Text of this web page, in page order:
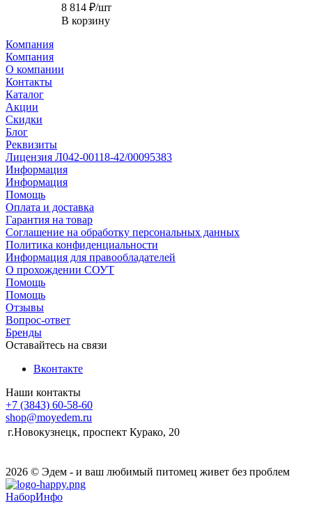
8 814 ₽/шт
В корзину
Компания
Компания
О компании
Контакты
Каталог
Акции
Скидки
Блог
Реквизиты
Лицензия Л042-00118-42/00095383
Информация
Информация
Помощь
Оплата и доставка
Гарантия на товар
Соглашение на обработку персональных данных
Политика конфиденциальности
Информация для правообладателей
О прохождении СОУТ
Помощь
Помощь
Отзывы
Вопрос-ответ
Бренды
Оставайтесь на связи
Вконтакте
Наши контакты
+7 (3843) 60-58-60
shop@moyedem.ru
г.Новокузнецк, проспект Курако, 20
2026 © Эдем - и ваш любимый питомец живет без проблем
НаборИнфо